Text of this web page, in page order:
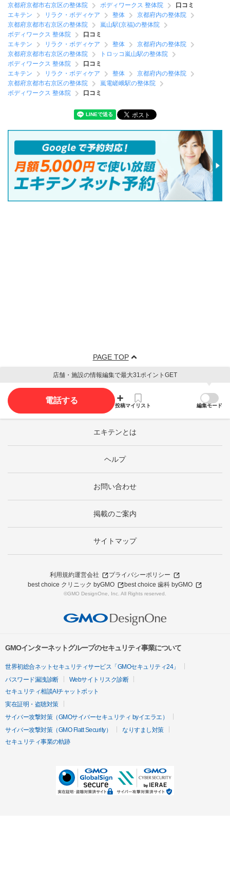
京都府京都市右京区の整体院
ボディワークス 整体院
口コミ
エキテン
リラク・ボディケア 整体
京都府内の整体院
京都府京都市右京区の整体院
嵐山駅(京福)の整体院
ボディワークス 整体院
口コミ
エキテン
リラク・ボディケア 整体
京都府内の整体院
京都府京都市右京区の整体院
トロッコ嵐山駅の整体院
ボディワークス 整体院
口コミ
エキテン
リラク・ボディケア 整体
京都府内の整体院
京都府京都市右京区の整体院
嵐電嵯峨駅の整体院
ボディワークス 整体院
口コミ
PAGE TOP
店舗・施設の情報編集で最大31ポイントGET
電話する
投稿マイリスト 編集モード
エキテンとは
ヘルプ
お問い合わせ
掲載のご案内
サイトマップ
利用規約運営会社
プライバシーポリシー
best choice クリニック byGMO
best choice 歯科 byGMO
©GMO DesignOne, Inc. All Rights reserved.
GMOインターネットグループのセキュリティ事業について
世界初総合ネットセキュリティサービス「GMOセキュリティ24」
パスワード漏洩診断
Webサイトリスク診断
セキュリティ相談AIチャットボット
実在証明・盗聴対策
サイバー攻撃対策（GMOサイバーセキュリティ byイエラエ）
サイバー攻撃対策（GMO Flatt Security）
なりすまし対策
セキュリティ事業の軌跡